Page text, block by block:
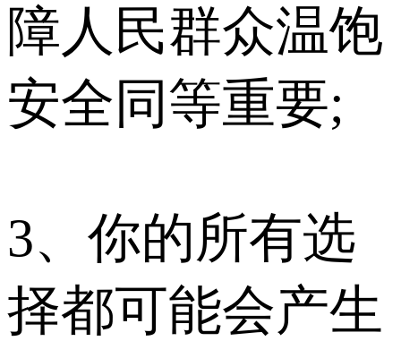
障人民群众温饱
安全同等重要;
3、你的所有选
择都可能会产生